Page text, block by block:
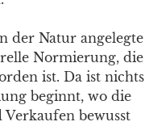
der Natur angelegte
Normierung, die
ist. Da ist nichts
beginnt, wo die
bewusst